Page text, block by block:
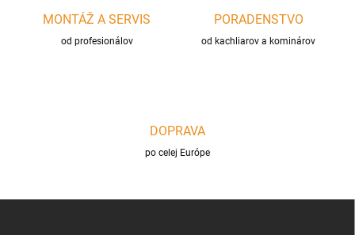
MONTÁŽ A SERVIS
od profesionálov
PORADENSTVO
od kachliarov a kominárov
DOPRAVA
po celej Európe